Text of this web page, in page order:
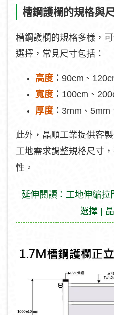
槽鋼護欄的規格與
槽鋼護欄的規格多樣，
選擇，常見尺寸包括：
高度 ： 90cm、
寬度 ： 100cm、
厚度 ： 3mm、5mm
此外，晶順工業提供客
工地需求調整規格尺寸
性。
延伸閱讀：工地伸縮拉
選擇 |